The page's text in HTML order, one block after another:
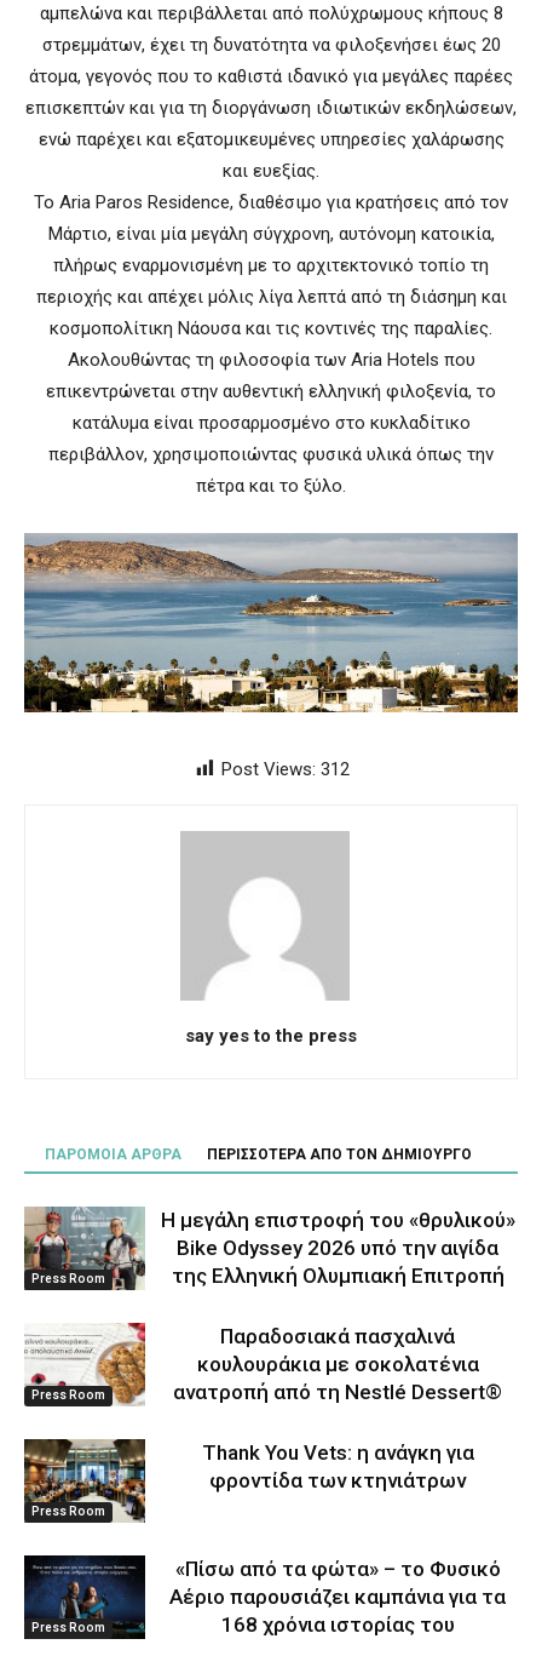
αμπελώνα και περιβάλλεται από πολύχρωμους κήπους 8
στρεμμάτων, έχει τη δυνατότητα να φιλοξενήσει έως 20
άτομα, γεγονός που το καθιστά ιδανικό για μεγάλες παρέες
επισκεπτών και για τη διοργάνωση ιδιωτικών εκδηλώσεων,
ενώ παρέχει και εξατομικευμένες υπηρεσίες χαλάρωσης
και ευεξίας.
Το Αria Paros Residence, διαθέσιμο για κρατήσεις από τον
Μάρτιο, είναι μία μεγάλη σύγχρονη, αυτόνομη κατοικία,
πλήρως εναρμονισμένη με το αρχιτεκτονικό τοπίο τη
περιοχής και απέχει μόλις λίγα λεπτά από τη διάσημη και
κοσμοπολίτικη Νάουσα και τις κοντινές της παραλίες.
Ακολουθώντας τη φιλοσοφία των Aria Hotels που
επικεντρώνεται στην αυθεντική ελληνική φιλοξενία, το
κατάλυμα είναι προσαρμοσμένο στο κυκλαδίτικο
περιβάλλον, χρησιμοποιώντας φυσικά υλικά όπως την
πέτρα και το ξύλο.
Post Views: 312
say yes to the press
ΠΑΡΟΜΟΙΑ ΑΡΘΡΑ ΠΕΡΙΣΣΟΤΕΡΑ ΑΠΟ ΤΟΝ ΔΗΜΙΟΥΡΓΟ
Press Room
Η μεγάλη επιστροφή του «θρυλικού»
Bike Odyssey 2026 υπό την αιγίδα
της Ελληνική Ολυμπιακή Επιτροπή
Press Room
Παραδοσιακά πασχαλινά
κουλουράκια με σοκολατένια
ανατροπή από τη Nestlé Dessert®
Press Room
Thank You Vets: η ανάγκη για
φροντίδα των κτηνιάτρων
Press Room
«Πίσω από τα φώτα» – το Φυσικό
Αέριο παρουσιάζει καμπάνια για τα
168 χρόνια ιστορίας του